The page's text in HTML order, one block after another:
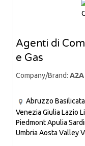
Agenti di
e Gas
Company/Brand:
Abruzzo Basilicata
Venezia Giulia Lazio
PiedmontApulia
Umbria Aosta Valley